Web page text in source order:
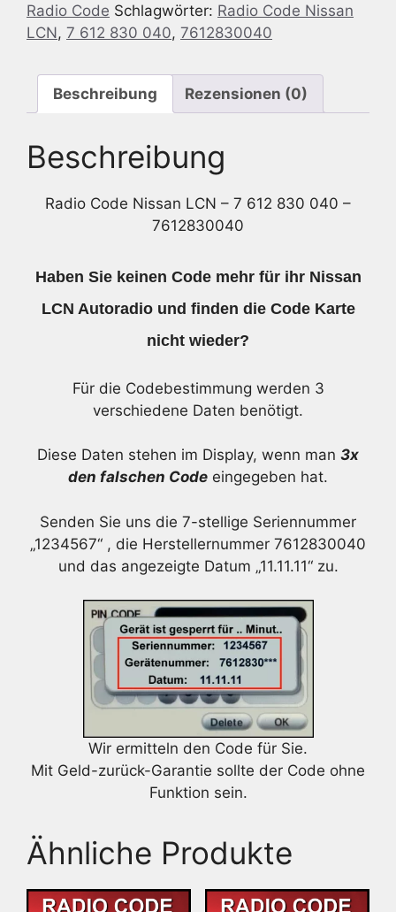
LCN
-
612
-
7612830040
Radio Code Schlagwörter: Radio Code Nissan
LCN, 7 612 830 040, 7612830040
Beschreibung Rezensionen (0)
Beschreibung
Radio Code Nissan LCN – 7 612 830 040 –
7612830040
Haben Sie keinen Code mehr für ihr Nissan
LCN Autoradio und finden die Code Karte
nicht wieder?
Für die Codebestimmung werden 3
verschiedene Daten benötigt.
Diese Daten stehen im Display, wenn man 3x
den falschen Code eingegeben hat.
Senden Sie uns die 7-stellige Seriennummer
„1234567“ , die Herstellernummer 7612830040
und das angezeigte Datum „11.11.11“ zu.
Wir ermitteln den Code für Sie.
Mit Geld-zurück-Garantie sollte der Code ohne
Funktion sein.
Ähnliche Produkte